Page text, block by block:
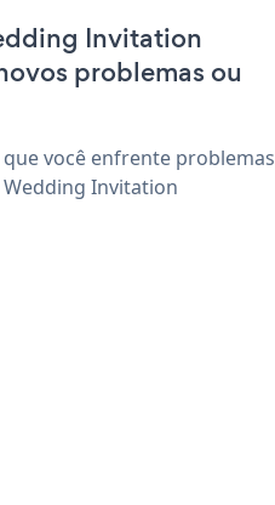
Invitation
problemas ou
você enfrente problemas
Invitation